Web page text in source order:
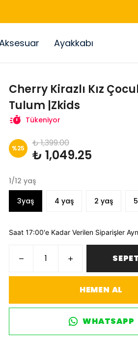
Ayakkabı
Cherry Kirazlı Kız
Tulum |Zkids
Tükeniyor
%25 ₺ 1,399.00
₺ 1,049.25
1/12 yaş
3yaş 4 yaş 2 yaş
Saat 17:00'e Kadar Verilen Siparişler
HEMEN AL
WHATSAPP